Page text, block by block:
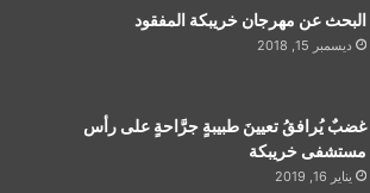
البحث عن مهرجان خريبكة المفقود
ديسمبر 15, 2018
غضبٌ يُرافقُ تعيينَ طبيبةٍ جرَّاحةٍ على رأس
مستشفى خريبكة
يناير 16, 2019